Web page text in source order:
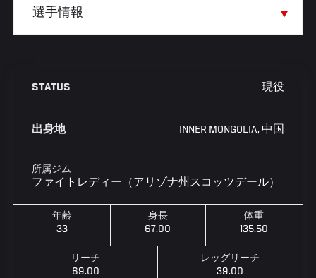
STATUS 現役
出身地 INNER MONGOLIA, 中国
所属ジム
ファイトレディー（アリゾナ州スコッツデール）
年齢
33
身長
67.00
体重
135.50
リーチ
69.00
レッグリーチ
39.00